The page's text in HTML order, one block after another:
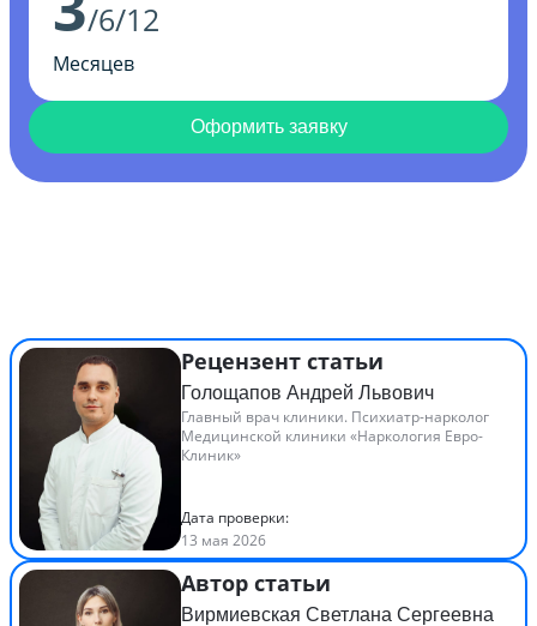
/6/12
Месяцев
Оформить заявку
Рецензент статьи
Голощапов Андрей Львович
Главный врач клиники. Психиатр-нарколог
Медицинской клиники «Наркология Евро-
Клиник»
Дата проверки:
13 мая 2026
Автор статьи
Вирмиевская Светлана Сергеевна